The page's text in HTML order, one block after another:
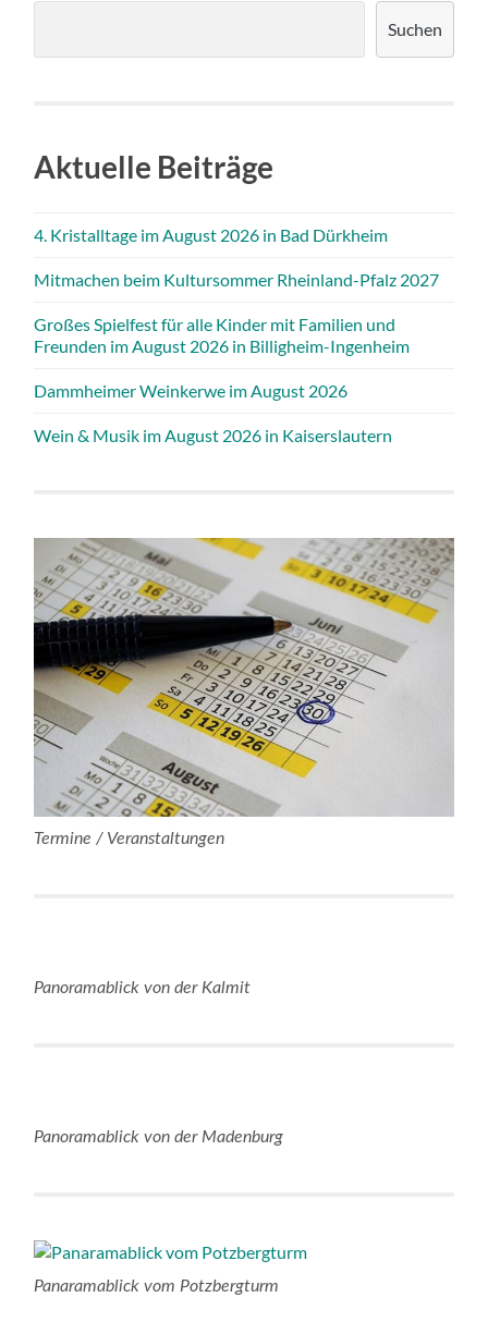
Suchen
Aktuelle Beiträge
4. Kristalltage im August 2026 in Bad Dürkheim
Mitmachen beim Kultursommer Rheinland-Pfalz 2027
Großes Spielfest für alle Kinder mit Familien und
Freunden im August 2026 in Billigheim-Ingenheim
Dammheimer Weinkerwe im August 2026
Wein & Musik im August 2026 in Kaiserslautern
Termine / Veranstaltungen
Panoramablick von der Kalmit
Panoramablick von der Madenburg
Panaramablick vom Potzbergturm